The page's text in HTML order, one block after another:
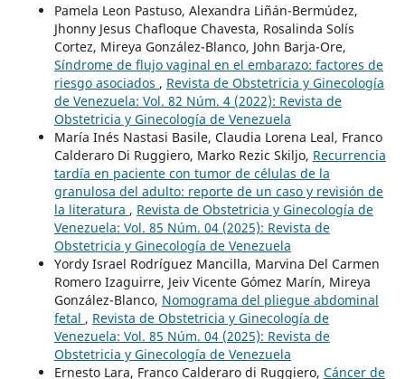
Pamela Leon Pastuso, Alexandra Liñán-Bermúdez,
Jhonny Jesus Chafloque Chavesta, Rosalinda Solís
Cortez, Mireya González-Blanco, John Barja-Ore,
Síndrome de flujo vaginal en el embarazo: factores de
riesgo asociados , Revista de Obstetricia y Ginecología
de Venezuela: Vol. 82 Núm. 4 (2022): Revista de
Obstetricia y Ginecología de Venezuela
María Inés Nastasi Basile, Claudia Lorena Leal, Franco
Calderaro Di Ruggiero, Marko Rezic Skiljo, Recurrencia
tardía en paciente con tumor de células de la
granulosa del adulto: reporte de un caso y revisión de
la literatura , Revista de Obstetricia y Ginecología de
Venezuela: Vol. 85 Núm. 04 (2025): Revista de
Obstetricia y Ginecología de Venezuela
Yordy Israel Rodríguez Mancilla, Marvina Del Carmen
Romero Izaguirre, Jeiv Vicente Gómez Marín, Mireya
González-Blanco, Nomograma del pliegue abdominal
fetal , Revista de Obstetricia y Ginecología de
Venezuela: Vol. 85 Núm. 04 (2025): Revista de
Obstetricia y Ginecología de Venezuela
Ernesto Lara, Franco Calderaro di Ruggiero, Cáncer de